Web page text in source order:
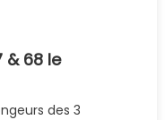
& 68 le
des 3